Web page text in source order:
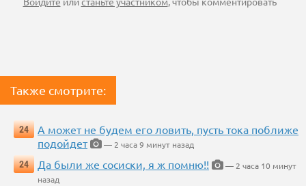
Также смотрите:
24
А может не будем его ловить, пусть тока поближе
подойдет
— 2 часа 9 минут назад
24
Да были же сосиски, я ж помню!!
— 2 часа 10 минут
назад